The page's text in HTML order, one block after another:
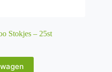
Stokjes – 25st